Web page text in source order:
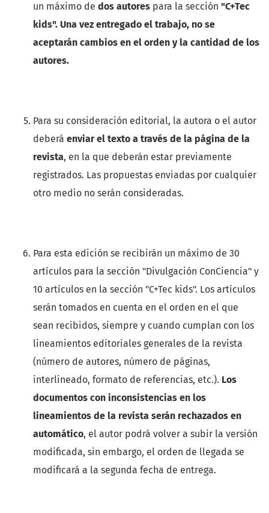
un máximo de dos autores para la sección "C+Tec
kids". Una vez entregado el trabajo, no se
aceptarán cambios en el orden y la cantidad de los
autores.
Para su consideración editorial, la autora o el autor
deberá enviar el texto a través de la página de la
revista, en la que deberán estar previamente
registrados. Las propuestas enviadas por cualquier
otro medio no serán consideradas.
Para esta edición se recibirán un máximo de 30
artículos para la sección "Divulgación ConCiencia" y
10 artículos en la sección "C+Tec kids". Los artículos
serán tomados en cuenta en el orden en el que
sean recibidos, siempre y cuando cumplan con los
lineamientos editoriales generales de la revista
(número de autores, número de páginas,
interlineado, formato de referencias, etc.). Los
documentos con inconsistencias en los
lineamientos de la revista serán rechazados en
automático, el autor podrá volver a subir la versión
modificada, sin embargo, el orden de llegada se
modificará a la segunda fecha de entrega.